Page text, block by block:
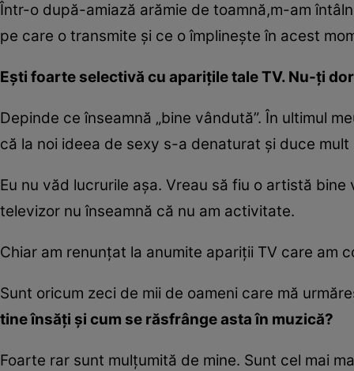
Într-o după-amiază arămie de toamnă,m-am
pe care o transmite şi ce o împlineşte în acest
Eşti foarte selectivă cu apariţile tale TV. Nu-ţi
Depinde ce înseamnă „bine vândută”. În ultimul
că la noi ideea de sexy s-a denaturat şi duce
Eu nu văd lucrurile aşa. Vreau să fiu o artistă
televizor nu înseamnă că nu am activitate.
Chiar am renunţat la anumite apariţii TV care am
Sunt oricum zeci de mii de oameni care mă
tine însăţi şi cum se răsfrânge asta în muzică?
Foarte rar sunt mulţumită de mine. Sunt cel mai